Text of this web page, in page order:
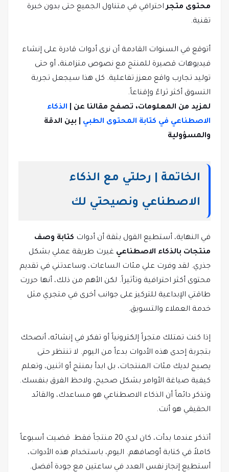
محتوى متجراحترافي في متناول الجميع حتى بدون خبرة
تقنية.
أتوقع في السنوات القادمة أن نرى أدوات قادرة على إنشاء
فيديوهات قصيرة للمنتج مع نصوص متزامنة، أو حتى
توليد تجارب واقع معزز تفاعلية. كل هذا سيجعل تجربة
التسوق أكثر ثراءً وإقناعاً.
لمزيد من المعلومات، تصفح مقالنا عن | الذكاء
الاصطناعي في كتابة المحتوى الطبي | بين الدقة
والمسؤولية
الخاتمة | رحلتي مع الذكاء
الاصطناعي ونصيحتي لك
في النهاية، أستطيع القول بثقة أن أدوات كتابة وصف
منتجات بالذكاء الاصطناعي غيرت طريقة عملي بشكل
جذري. لقد وفرت علي مئات الساعات، وساعدتني في تقديم
محتوى أكثر احترافية وتأثيراً. لكن الأهم من ذلك، أنها حررت
طاقتي الإبداعية للتركيز على جوانب أخرى في متجري مثل
خدمة العملاء والتسويق.
إذا كنت تمتلك متجراً إلكترونياً أو تفكر في إنشائه، أنصحك
بتجربة إحدى هذه الأدوات بدءاً من اليوم. لا تنتظر حتى
يصبح لديك مئات المنتجات، بل ابدأ بمنتج أو اثنين، وتعلم
كيفية صياغة الأوامر بشكل صحيح، ولاحظ الفرق بنفسك.
وتذكر دائماً أن الذكاء الاصطناعي هو مساعدك، والقائد
الحقيقي هو أنت.
أتذكر عندما بدأت، كان لدي 20 منتجاً فقط. قضيت أسبوعاً
كاملاً في كتابة أوصافهم. اليوم، باستخدام هذه الأدوات،
أستطيع إنجاز نفس العدد في ساعتين مع جودة أفضل.